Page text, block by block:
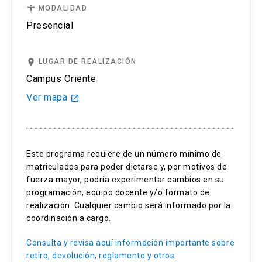
test.
Si cancelas tu examen dentro de los 14 días y
el día del examen) recibirás un reembolso del
Si te ausentas al examen solo podremos re-
agendar la prueba en caso de que tu ausencia se
deba a una enfermedad será, fallecimiento de
algún familiar o emergencia. Toda solicitud
deberá ser enviada por correo a
certificado médico que debemos recibir a más
accessibility MODALIDAD
Presencial
place LUGAR DE REALIZACIÓN
Campus Oriente
Ver mapa launch
Este programa requiere de un número mínimo de
matriculados para poder dictarse y, por motivos de
fuerza mayor, podría experimentar cambios en su
programación, equipo docente y/o formato de
realización. Cualquier cambio será informado por la
coordinación a cargo.
Consulta y revisa aquí información importante sobre
retiro, devolución, reglamento y otros.